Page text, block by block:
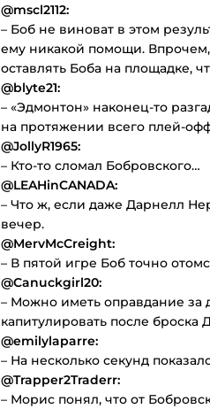
@mscl2112:
– Боб не виноват в этом
ему никакой помощи. Впрочем,
оставлять Боба на площадке,
@blyte21:
– «Эдмонтон» наконец-то
на протяжении всего плей-
@JollyR1965:
– Кто-то сломал Бобровского…
@LEAHinCANADA:
– Что ж, если даже Дарнелл
вечер.
@MervMcCreight:
– В пятой игре Боб точно
@Canuckgirl20:
– Можно иметь оправдание за
капитулировать после
@emilylaparre:
– На несколько секунд
@Trapper2Traderr:
– Морис понял, что от